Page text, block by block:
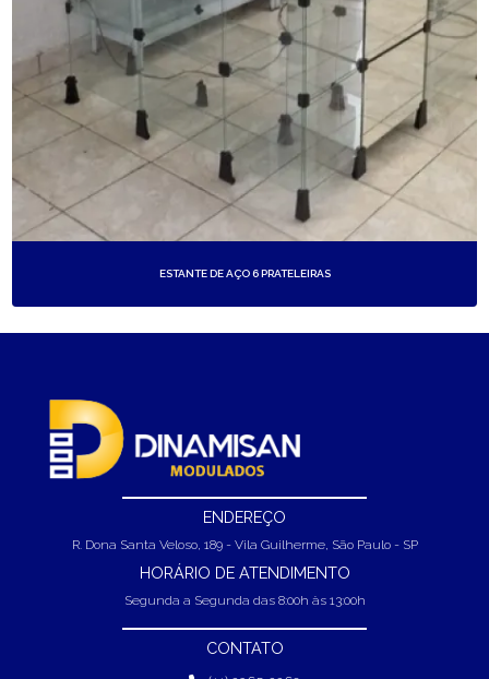
ESTANTE DE AÇO 6 PRATELEIRAS
ENDEREÇO
R. Dona Santa Veloso, 189 - Vila Guilherme, São Paulo - SP
HORÁRIO DE ATENDIMENTO
Segunda a Segunda das 8:00h às 13:00h
CONTATO